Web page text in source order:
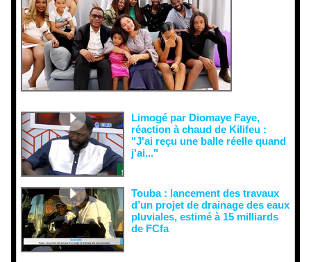
Limogé par Diomaye Faye,
réaction à chaud de Kilifeu :
"J'ai reçu une balle réelle quand
j'ai..."
Touba : lancement des travaux
d’un projet de drainage des eaux
pluviales, estimé à 15 milliards
de FCfa ‎